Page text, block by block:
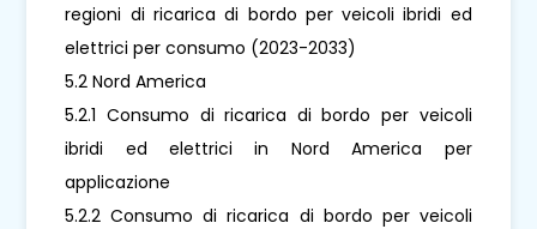
regioni di ricarica di bordo per veicoli ibridi ed
elettrici per consumo (2023-2033)
5.2 Nord America
5.2.1 Consumo di ricarica di bordo per veicoli
ibridi ed elettrici in Nord America per
applicazione
5.2.2 Consumo di ricarica di bordo per veicoli